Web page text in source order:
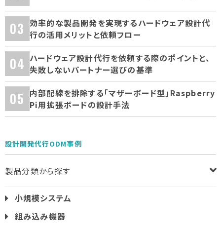
効率的な製品開発を実現するハードウェア設計代
行の活用メリットと依頼フロー
ハードウェア設計代行を依頼する際のポイントと、
失敗しないパートナー選びの基準
内部配線を排除する「マザーボード型」Raspberry
Pi用拡張ボードの設計手法
設計開発代行ODM事例
製品分類から探す
小規模システム
組み込み機器